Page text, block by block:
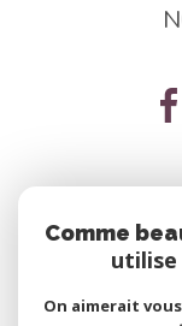
Comme
utilise
On aimerait